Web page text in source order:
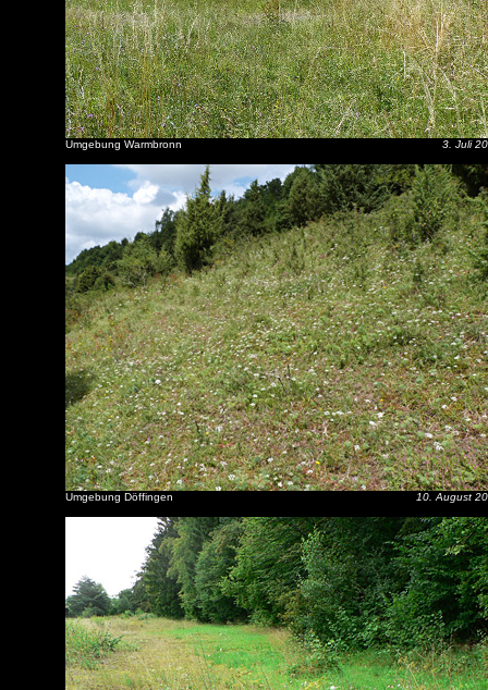
Umgebung Warmbronn 3. Juli
Umgebung Döffingen 10. August